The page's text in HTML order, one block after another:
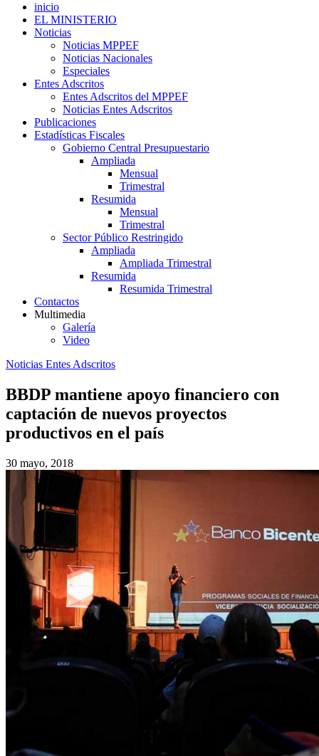
inicio
EL MINISTERIO
Noticias
Noticias MPPEF
Noticias Nacionales
Especiales
Entes Adscritos
Entes Adscritos del MPPEF
Noticias Entes Adscritos
Publicaciones
Estadísticas Fiscales
Gobierno Central Presupuestario
Ampliada
Mensual
Trimestral
Resumida
Mensual
Trimestral
Sector Público Restringido
Ampliada
Ampliada Trimestral
Resumida
Resumida Trimestral
Contactos
Multimedia
Galería
Video
Noticias Entes Adscritos
BBDP mantiene apoyo financiero con
captación de nuevos proyectos
productivos en el país
30 mayo, 2018